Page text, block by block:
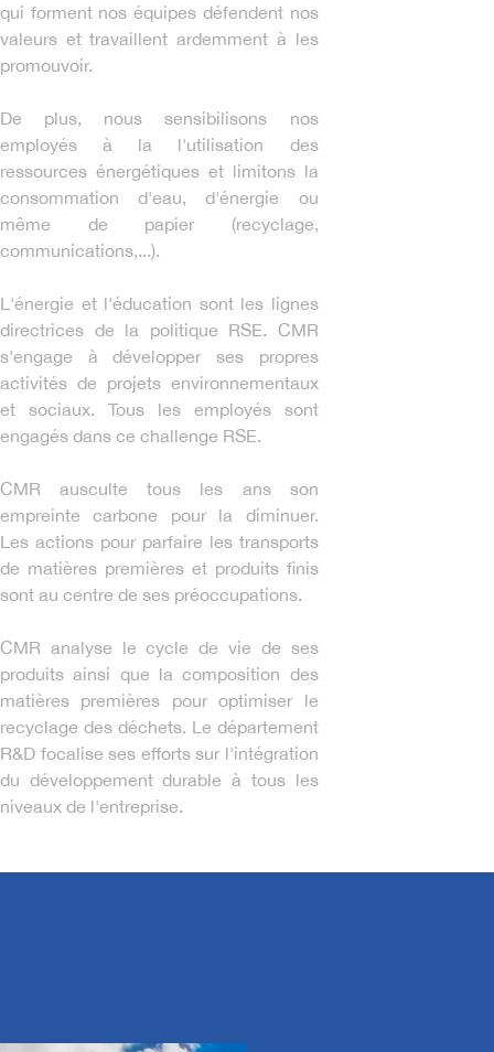
qui forment nos équipes défendent nos
valeurs et travaillent ardemment à les
promouvoir.
De plus, nous sensibilisons nos
employés à la l'utilisation des
ressources énergétiques et limitons la
consommation d'eau, d'énergie ou
même de papier (recyclage,
communications,...).
L'énergie et l'éducation sont les lignes
directrices de la politique RSE. CMR
s'engage à développer ses propres
activités de projets environnementaux
et sociaux. Tous les employés sont
engagés dans ce challenge RSE.
CMR ausculte tous les ans son
empreinte carbone pour la diminuer.
Les actions pour parfaire les transports
de matières premières et produits finis
sont au centre de ses préoccupations.
CMR analyse le cycle de vie de ses
produits ainsi que la composition des
matières premières pour optimiser le
recyclage des déchets. Le département
R&D focalise ses efforts sur l'intégration
du développement durable à tous les
niveaux de l'entreprise.